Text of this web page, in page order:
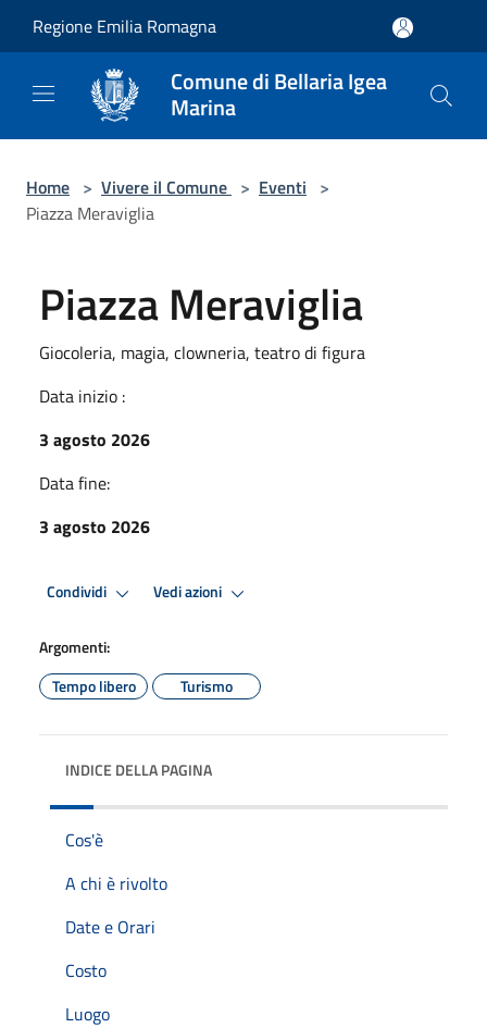
Regione Emilia Romagna
Comune di Bellaria Igea
Marina
Home > Vivere il Comune > Eventi >
Piazza Meraviglia
Piazza Meraviglia
Giocoleria, magia, clowneria, teatro di figura
Data inizio :
3 agosto 2026
Data fine:
3 agosto 2026
Condividi Vedi azioni
Argomenti:
Tempo libero
Turismo
INDICE DELLA PAGINA
Cos'è
A chi è rivolto
Date e Orari
Costo
Luogo